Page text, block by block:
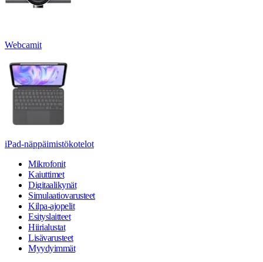
Webcamit
iPad-näppäimistökotelot
Mikrofonit
Kaiuttimet
Digitaalikynät
Simulaatiovarusteet
Kilpa-ajopelit
Esityslaitteet
Hiirialustat
Lisävarusteet
Myydyimmät